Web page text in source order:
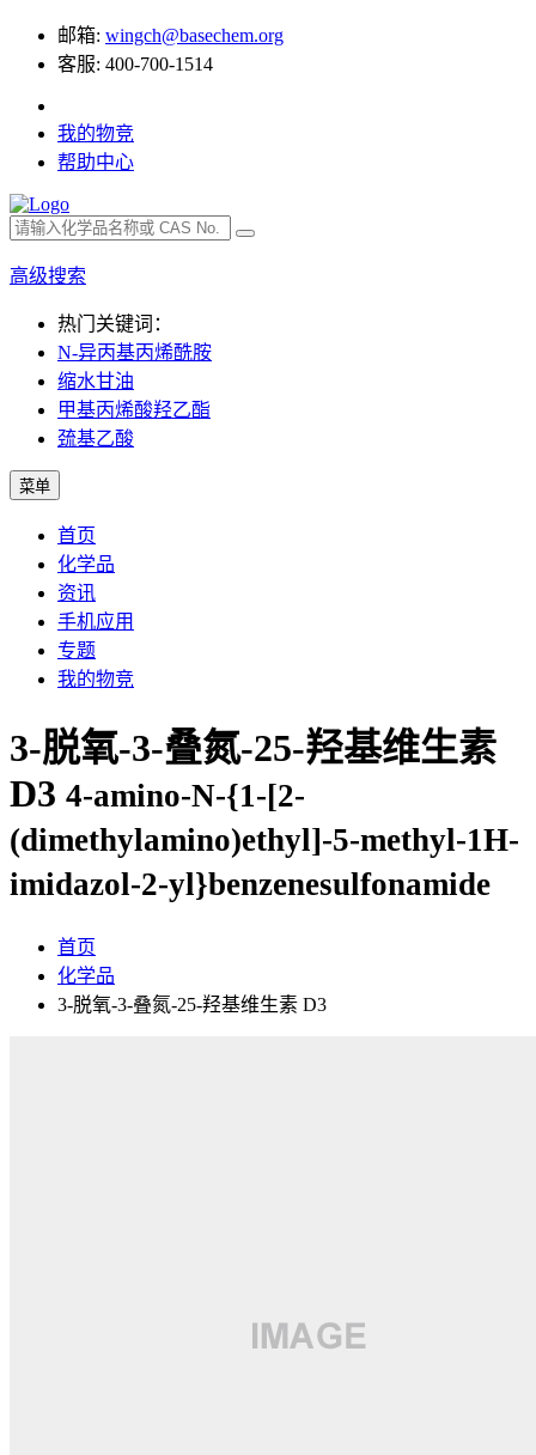
邮箱: wingch@basechem.org
客服: 400-700-1514
我的物竞
帮助中心
高级搜索
热门关键词：
N-异丙基丙烯酰胺
缩水甘油
甲基丙烯酸羟乙酯
巯基乙酸
菜单
首页
化学品
资讯
手机应用
专题
我的物竞
3-脱氧-3-叠氮-25-羟基维生素
D3 4-amino-N-{1-[2-
(dimethylamino)ethyl]-5-methyl-1H-
imidazol-2-yl}benzenesulfonamide
首页
化学品
3-脱氧-3-叠氮-25-羟基维生素 D3